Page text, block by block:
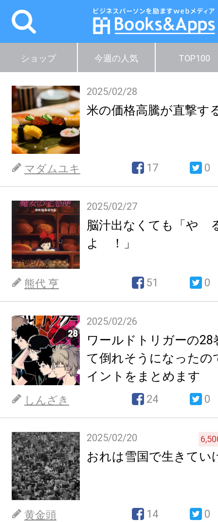
ショップ 今週の人気 TOP100
2025/02/28
米の価格高騰が直撃す
マダムユキ 17 0
2025/02/27
脳汁出なくても「
よ ！」
熊代 亨 51 0
2025/02/26
ワールドトリガーの28
て倒れそうになったの
イントをまとめます
しんざき 24 0
2025/02/20
おれは雪国で生きてい
黄金頭 14 0